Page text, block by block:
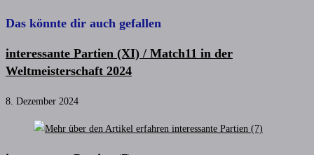
Das könnte dir auch gefallen
interessante Partien (XI) / Match11 in der
Weltmeisterschaft 2024
8. Dezember 2024